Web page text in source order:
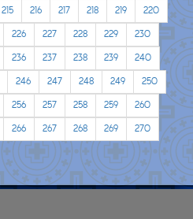
215 216 217 218 219
220
226 227 228 229
230
236 237 238 239
240
246 247 248 249
250
256 257 258 259
260
266 267 268 269
270